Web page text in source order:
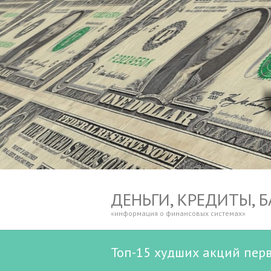
ДЕНЬГИ, КРЕДИТЫ,
«информация о финансовых системах»
Топ-15 худших акций